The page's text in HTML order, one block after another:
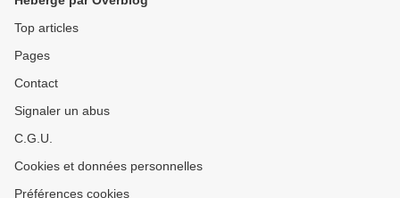
Top articles
Pages
Contact
Signaler un abus
C.G.U.
Cookies et données personnelles
Préférences cookies